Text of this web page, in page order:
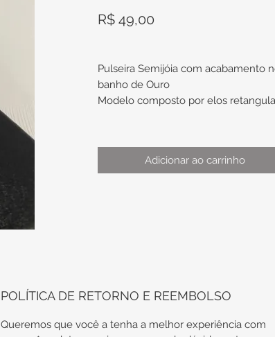
R$ 49,00
Pulseira Semijóia com acabamento
banho de Ouro
Modelo composto por elos
Comprimento de aproximadamente
forma a prolongar a vida útil do brilho
contato com produtos químicos,
Adicionar ao carrinho
POLÍTICA DE RETORNO E REEMBOLSO
Queremos que você a tenha a melhor experiência com